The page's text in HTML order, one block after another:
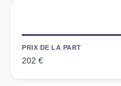
PRIX DE LA PART
202 €